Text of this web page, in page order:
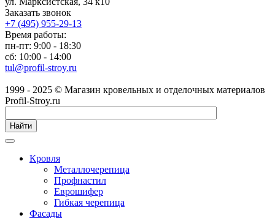
Заказать звонок
+7 (495) 955-29-13
Время работы:
пн-пт: 9:00 - 18:30
сб: 10:00 - 14:00
tul@profil-stroy.ru
1999 - 2025 © Магазин кровельных и отделочных материалов
Profil-Stroy.ru
Найти
Кровля
Металлочерепица
Профнастил
Еврошифер
Гибкая черепица
Фасады